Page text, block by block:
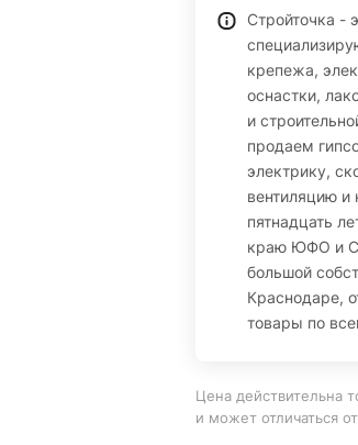
Стройточка -
крепежа,
оснастки,
и
продаем
электрику,
вентиляцию
пятнадцать
краю ЮФО и
большой
Краснодаре,
товары по
Цена действительна
и может отличаться